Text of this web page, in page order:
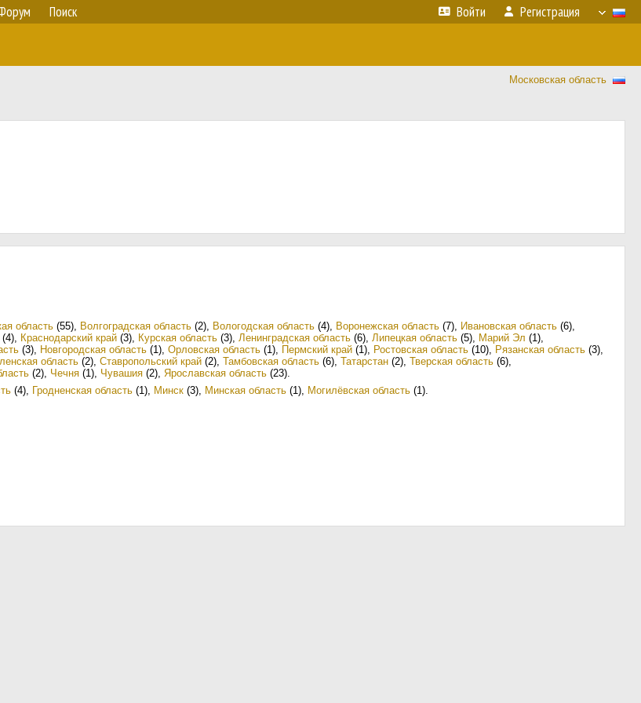
Поиск Войти Регистрация
Московская область
область (55), Волгоградская область (2), Вологодская область (4), Воронежская область (7), Ивановская область (6),
(4), Краснодарский край (3), Курская область (3), Ленинградская область (6), Липецкая область (5), Марий Эл (1),
(3), Новгородская область (1), Орловская область (1), Пермский край (1), Ростовская область (10), Рязанская область (3),
область (2), Ставропольский край (2), Тамбовская область (6), Татарстан (2), Тверская область (6),
(2), Чечня (1), Чувашия (2), Ярославская область (23).
(4), Гродненская область (1), Минск (3), Минская область (1), Могилёвская область (1).